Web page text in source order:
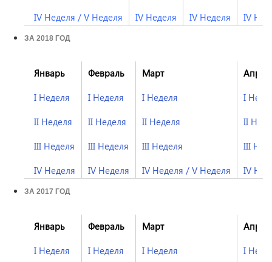
IV Неделя / V Неделя
IV Неделя
IV Неделя
IV
ЗА 2018 ГОД
Январь
I Неделя
II Неделя
III Неделя
IV Неделя
Февраль
I Неделя
II Неделя
III Неделя
IV Неделя
Март
I Неделя
II Неделя
III Неделя
IV Неделя / V Неделя
I
II
III
IV
ЗА 2017 ГОД
Январь
I Неделя
Февраль
I Неделя
Март
I Неделя
I